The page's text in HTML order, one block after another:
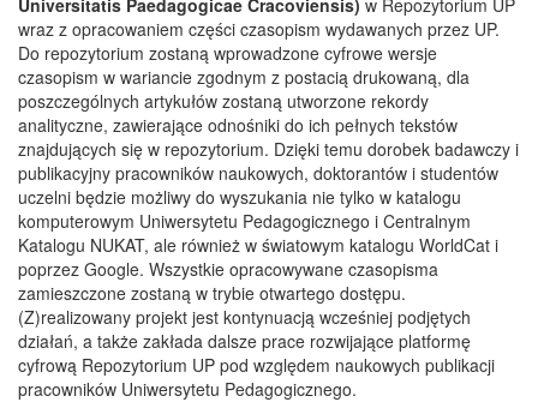
Universitatis Paedagogicae Cracoviensis) w Repozytorium UP
wraz z opracowaniem części czasopism wydawanych przez UP.
Do repozytorium zostaną wprowadzone cyfrowe wersje
czasopism w wariancie zgodnym z postacią drukowaną, dla
poszczególnych artykułów zostaną utworzone rekordy
analityczne, zawierające odnośniki do ich pełnych tekstów
znajdujących się w repozytorium. Dzięki temu dorobek badawczy i
publikacyjny pracowników naukowych, doktorantów i studentów
uczelni będzie możliwy do wyszukania nie tylko w katalogu
komputerowym Uniwersytetu Pedagogicznego i Centralnym
Katalogu NUKAT, ale również w światowym katalogu WorldCat i
poprzez Google. Wszystkie opracowywane czasopisma
zamieszczone zostaną w trybie otwartego dostępu.
(Z)realizowany projekt jest kontynuacją wcześniej podjętych
działań, a także zakłada dalsze prace rozwijające platformę
cyfrową Repozytorium UP pod względem naukowych publikacji
pracowników Uniwersytetu Pedagogicznego.